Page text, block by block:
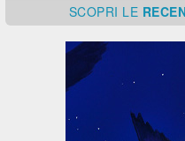
SCOPRI LE